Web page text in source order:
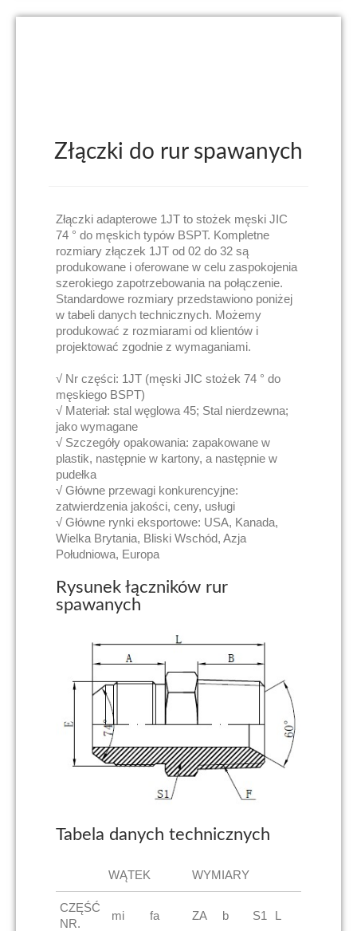
Złączki do rur spawanych
Złączki adapterowe 1JT to stożek męski JIC
74 ° do męskich typów BSPT. Kompletne
rozmiary złączek 1JT od 02 do 32 są
produkowane i oferowane w celu zaspokojenia
szerokiego zapotrzebowania na połączenie.
Standardowe rozmiary przedstawiono poniżej
w tabeli danych technicznych. Możemy
produkować z rozmiarami od klientów i
projektować zgodnie z wymaganiami.
√ Nr części: 1JT (męski JIC stożek 74 ° do
męskiego BSPT)
√ Materiał: stal węglowa 45; Stal nierdzewna;
jako wymagane
√ Szczegóły opakowania: zapakowane w
plastik, następnie w kartony, a następnie w
pudełka
√ Główne przewagi konkurencyjne:
zatwierdzenia jakości, ceny, usługi
√ Główne rynki eksportowe: USA, Kanada,
Wielka Brytania, Bliski Wschód, Azja
Południowa, Europa
Rysunek łączników rur
spawanych
Tabela danych technicznych
WĄTEK WYMIARY
CZĘŚĆ
NR.
mi fa ZA b S1 L